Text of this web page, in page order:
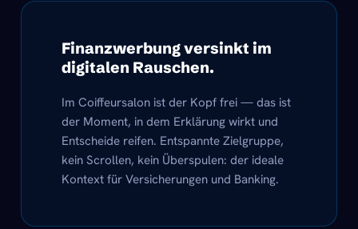
Finanzwerbung versinkt im
digitalen Rauschen.
Im Coiffeursalon ist der Kopf frei — das ist
der Moment, in dem Erklärung wirkt und
Entscheide reifen. Entspannte Zielgruppe,
kein Scrollen, kein Überspulen: der ideale
Kontext für Versicherungen und Banking.